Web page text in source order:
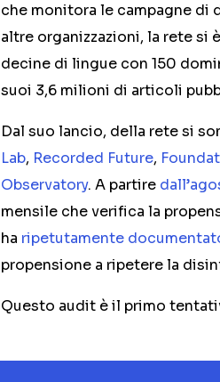
che monitora le campagne di
altre organizzazioni, la rete si
decine di lingue con 150
suoi 3,6 milioni di articoli
Dal suo lancio, della rete si
Lab, Recorded Future,
Observatory. A partire
mensile che verifica la
ha ripetutamente
propensione a ripetere la
Questo audit è il primo